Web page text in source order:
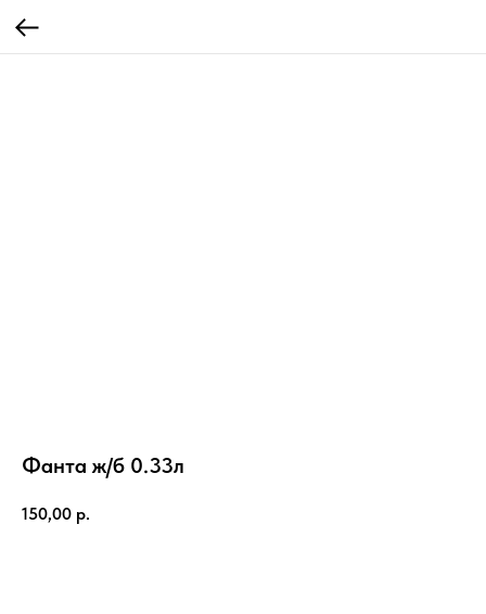
Фанта ж/б 0.33л
150,00 р.